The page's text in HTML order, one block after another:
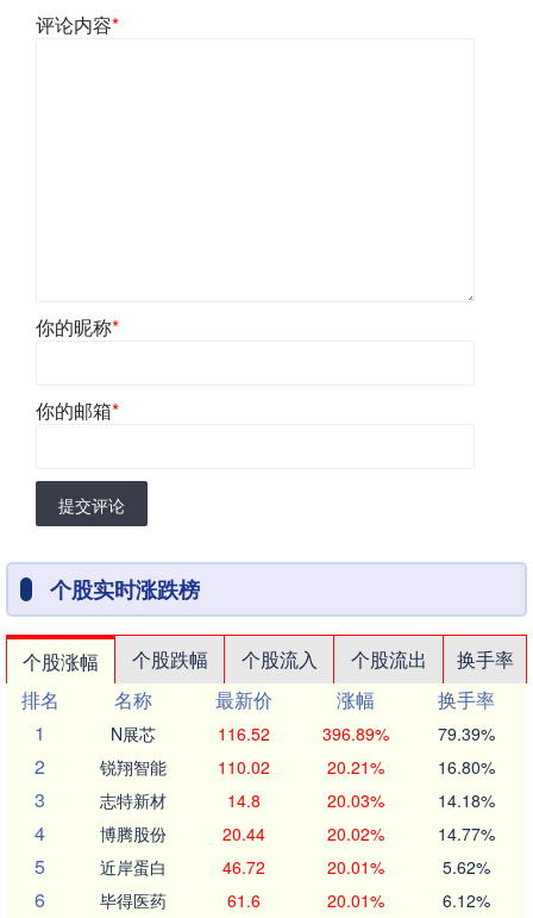
评论内容*
你的昵称*
你的邮箱*
提交评论
个股实时涨跌榜
个股涨幅 个股跌幅 个股流入 个股流出
换手率
排名
名称 最新价 涨幅
换手率
1
N展芯 116.52 396.89% 79.39%
2 锐翔智能 110.02 20.21% 16.80%
3 志特新材 14.8 20.03% 14.18%
4 博腾股份 20.44 20.02% 14.77%
5 近岸蛋白 46.72 20.01% 5.62%
6 毕得医药 61.6 20.01% 6.12%